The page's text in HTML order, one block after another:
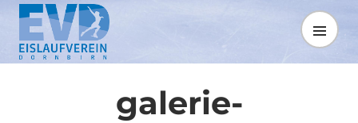
Springe
zum
Inhalt
MENÜ
galerie-